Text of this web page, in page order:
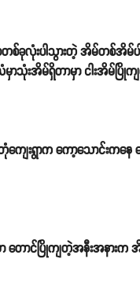
တစ်ခုလုံးပါသွားတဲ့ အိမ်တစ်အိ
ာသုံးအိမ်ရှိတာမှာ ငါးအိမ်ပြိုက
ျေးရွာက ကော့သောင်းကနေ လ
တောင်ပြိုကျတဲ့အနီးအနားက